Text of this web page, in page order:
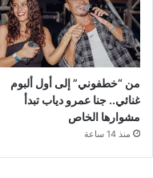
من “خطفوني” إلى أول ألبوم
غنائي.. جنا عمرو دياب تبدأ
مشوارها الخاص
منذ 14 ساعة